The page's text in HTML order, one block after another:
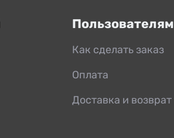
Пользователям
Как сделать заказ
Оплата
Доставка и возврат